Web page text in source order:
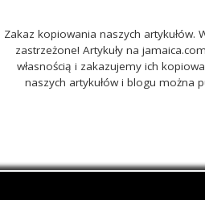
Zakaz kopiowania naszych artykułów.
zastrzeżone! Artykuły na
własnością i zakazujemy ich
naszych artykułów i blogu można